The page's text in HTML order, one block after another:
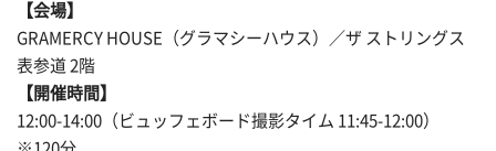
【会場】
GRAMERCY HOUSE（グラマシーハウス）／ザ ストリングス
表参道 2階
【開催時間】
12:00-14:00（ビュッフェボード撮影タイム 11:45-12:00）